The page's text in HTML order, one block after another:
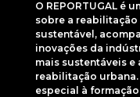
O REPORTUGAL é
sobre a
sustentável,
inovações da
mais sustentáveis e
reabilitação
especial à